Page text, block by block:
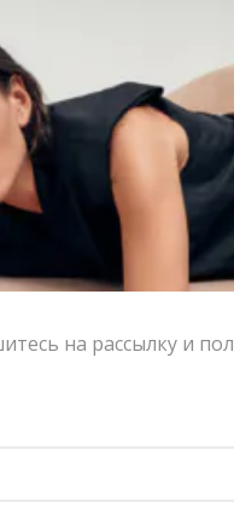
Цвет:
серебристый
Размер:
Страна-
Тип товара:
Колье и
Состав и уход
на рассылку и